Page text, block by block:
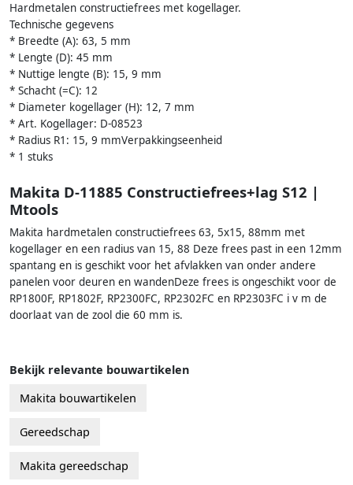
Hardmetalen constructiefrees met kogellager.
Technische gegevens
* Breedte (A): 63, 5 mm
* Lengte (D): 45 mm
* Nuttige lengte (B): 15, 9 mm
* Schacht (=C): 12
* Diameter kogellager (H): 12, 7 mm
* Art. Kogellager: D-08523
* Radius R1: 15, 9 mmVerpakkingseenheid
* 1 stuks
Makita D-11885 Constructiefrees+lag S12 |
Mtools
Makita hardmetalen constructiefrees 63, 5x15, 88mm met
kogellager en een radius van 15, 88 Deze frees past in een 12mm
spantang en is geschikt voor het afvlakken van onder andere
panelen voor deuren en wandenDeze frees is ongeschikt voor de
RP1800F, RP1802F, RP2300FC, RP2302FC en RP2303FC i v m de
doorlaat van de zool die 60 mm is.
Bekijk relevante bouwartikelen
Makita bouwartikelen
Gereedschap
Makita gereedschap